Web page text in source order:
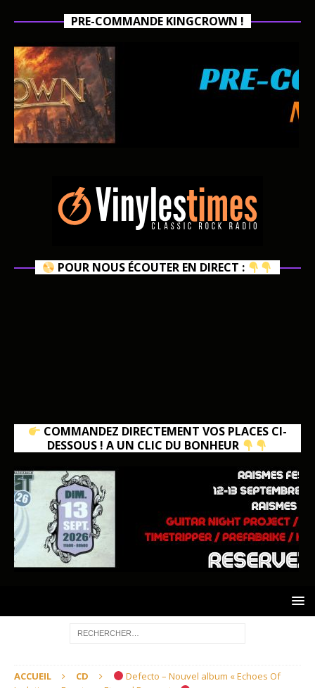
PRE-COMMANDE KINGCROWN !
POUR NOUS ÉCOUTER EN DIRECT :
COMMANDEZ DIRECTEMENT VOS PLACES CI-
DESSOUS ! A UN CLIC DU BONHEUR
ACCUEIL CD
Defecto – Nouvel album « Echoes Of